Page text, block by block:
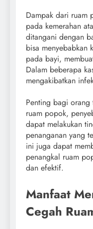
Dampak dari ruam
pada kemerahan
ditangani dengan
bisa menyebabkan
pada bayi,
Dalam beberapa
mengakibatkan
Penting bagi orang
ruam popok,
dapat melakukan
penanganan yang
ini juga dapat
penangkal ruam
dan efektif.
Manfaat
Cegah